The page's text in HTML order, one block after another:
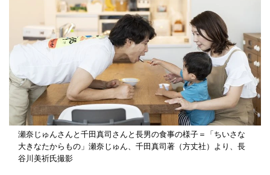
瀬奈じゅんさんと千田真司さんと長男の食事の様子＝「ちいさな
大きなたからもの」瀬奈じゅん、千田真司著（方丈社）より、長
谷川美祈氏撮影